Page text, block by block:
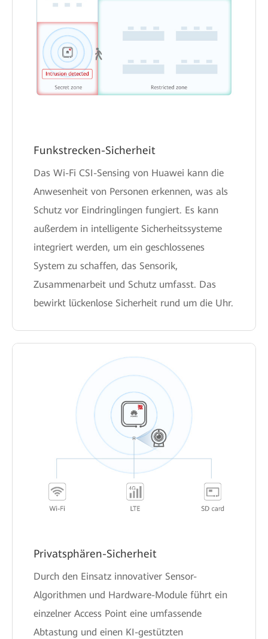
Funkstrecken-Sicherheit
Das Wi-Fi CSI-Sensing von Huawei kann die
Anwesenheit von Personen erkennen, was als
Schutz vor Eindringlingen fungiert. Es kann
außerdem in intelligente Sicherheitssysteme
integriert werden, um ein geschlossenes
System zu schaffen, das Sensorik,
Zusammenarbeit und Schutz umfasst. Das
bewirkt lückenlose Sicherheit rund um die Uhr.
Privatsphären-Sicherheit
Durch den Einsatz innovativer Sensor-
Algorithmen und Hardware-Module führt ein
einzelner Access Point eine umfassende
Abtastung und einen KI-gestützten